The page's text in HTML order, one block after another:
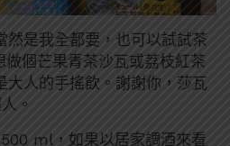
然是我全都要，也可以試試茶
個芒果青茶沙瓦或荔枝紅茶
大人的手搖飲。謝謝你，莎瓦
。
ml，如果以居家調酒來看